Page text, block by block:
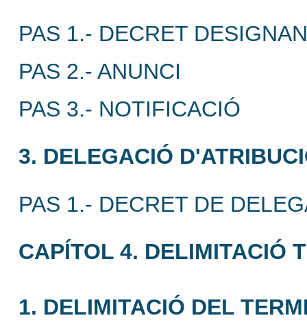
PAS 1.- DECRET
PAS 2.- ANUNCI
PAS 3.- NOTIFICACIÓ
3. DELEGACIÓ
PAS 1.- DECRET DE
CAPÍTOL 4. DELIMITACIÓ
1. DELIMITACIÓ DEL